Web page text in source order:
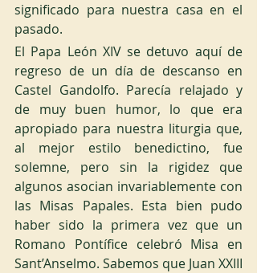
significado para nuestra casa en el
pasado.
El Papa León XIV se detuvo aquí de
regreso de un día de descanso en
Castel Gandolfo. Parecía relajado y
de muy buen humor, lo que era
apropiado para nuestra liturgia que,
al mejor estilo benedictino, fue
solemne, pero sin la rigidez que
algunos asocian invariablemente con
las Misas Papales. Esta bien pudo
haber sido la primera vez que un
Romano Pontífice celebró Misa en
Sant’Anselmo. Sabemos que Juan XXIII